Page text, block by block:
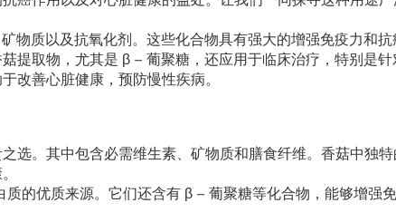
物质以及抗氧化剂。这些化合物具有强大的增强免疫力和抗
提取物，尤其是 β – 葡聚糖，还应用于临床治疗，特别是针
改善心脏健康，预防慢性疾病。
选。其中包含必需维生素、矿物质和膳食纤维。香菇中独
的优质来源。它们还含有 β – 葡聚糖等化合物，能够增强